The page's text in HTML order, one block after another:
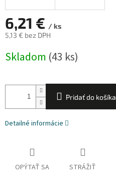
6,21 € / ks
5,13 € bez DPH
cena:
Skladom (43 ks)
Pridať do košíka
Detailné informácie
OPÝTAŤ SA STRÁŽIŤ